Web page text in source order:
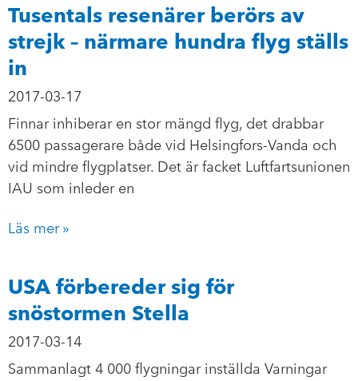
Tusentals resenärer berörs av
strejk – närmare hundra flyg ställs
in
2017-03-17
Finnar inhiberar en stor mängd flyg, det drabbar
6500 passagerare både vid Helsingfors-Vanda och
vid mindre flygplatser. Det är facket Luftfartsunionen
IAU som inleder en
Läs mer »
USA förbereder sig för
snöstormen Stella
2017-03-14
Sammanlagt 4 000 flygningar inställda Varningar